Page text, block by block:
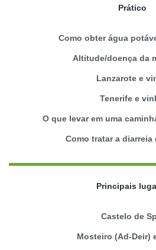
Prático
Como obter água
Altitude/doença da
Lanzarote e
Tenerife e
O que levar em uma
Como tratar a diarreia
Principais
Castelo de
Mosteiro (Ad-Deir)